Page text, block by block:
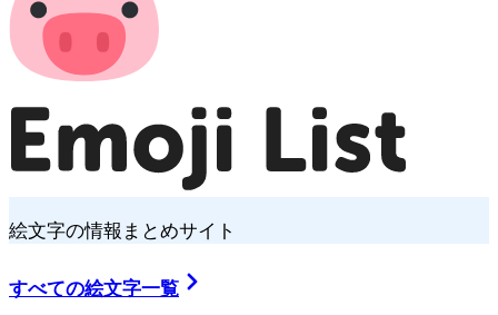
絵文字の情報まとめサイト
すべての絵文字一覧